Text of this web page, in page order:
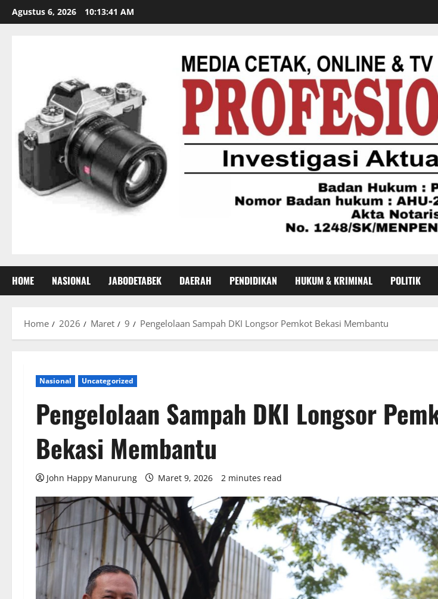
Agustus 6, 2026 10:13:43 AM
HOME NASIONAL JABODETABEK DAERAH PENDIDIKAN HUKUM & KRIMINAL POLITIK
Home 2026 Maret 9 Pengelolaan Sampah DKI Longsor Pemkot Bekasi Membantu
Nasional Uncategorized
Pengelolaan Sampah DKI Longsor
Bekasi Membantu
John Happy Manurung Maret 9, 2026 2 minutes read